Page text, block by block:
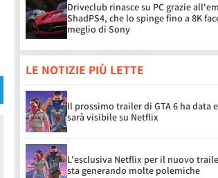
Driveclub rinasce su PC grazie
ShadPS4, che lo spinge fino a 8K
meglio di Sony
LE NOTIZIE PIÙ LETTE
Il prossimo trailer di GTA 6 ha data
sarà visibile su Netflix
L'esclusiva Netflix per il nuovo
sta generando molte polemiche